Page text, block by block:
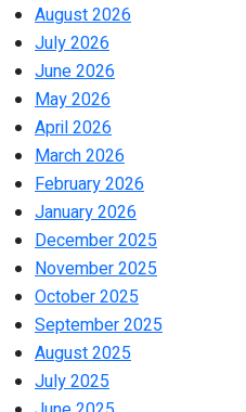
August 2026
July 2026
June 2026
May 2026
April 2026
March 2026
February 2026
January 2026
December 2025
November 2025
October 2025
September 2025
August 2025
July 2025